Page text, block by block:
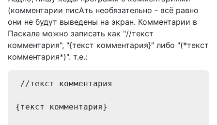
(комментарии писАть необязательно - всё равно
они не будут выведены на экран. Комментарии в
Паскале можно записать как "//текст
комментария", "{текст комментария}" либо "(*текст
комментария*)". т.е.:
//текст комментария
{текст комментария}